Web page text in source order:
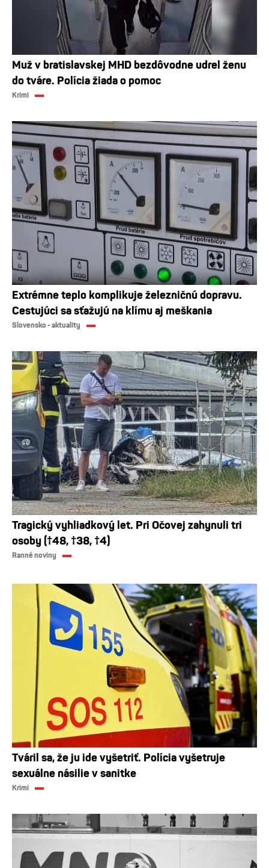
Muž v bratislavskej MHD bezdôvodne udrel ženu
do tváre. Polícia žiada o pomoc
Krimi
Extrémne teplo komplikuje železničnú dopravu.
Cestujúci sa sťažujú na klímu aj meškania
Slovensko - aktuality
Tragický vyhliadkový let. Pri Očovej zahynuli tri
osoby (†48, †38, †4)
Ranné noviny
Tváril sa, že ju ide vyšetriť. Polícia vyšetruje
sexuálne násilie v sanitke
Krimi